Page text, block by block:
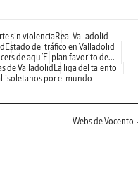
sin violenciaReal Valladolid
Estado del tráfico en Valladolid
de aquíEl plan favorito de...
de Valladolid La liga del talento
por el mundo
Webs de Vocento